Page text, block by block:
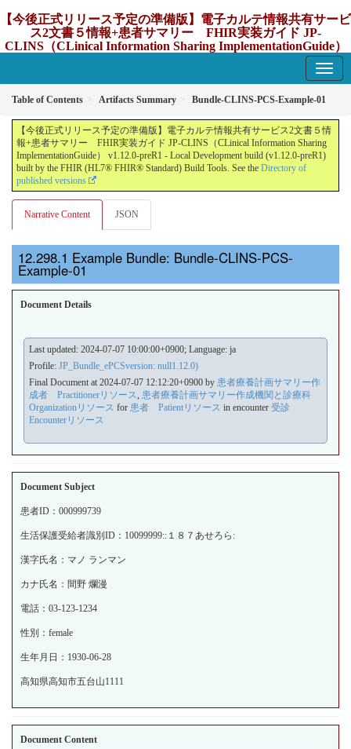
【今後正式リリース予定の準備版】電子カルテ情報共有サービ
ス2文書５情報+患者サマリー FHIR実装ガイド JP-
CLINS（CLinical Information Sharing ImplementationGuide）
Table of Contents Artifacts Summary Bundle-CLINS-PCS-Example-01
【今後正式リリース予定の準備版】電子カルテ情報共有サービス2文書５情
報+患者サマリー FHIR実装ガイド JP-CLINS（CLinical Information Sharing
ImplementationGuide） v1.12.0-preR1 - Local Development build (v1.12.0-preR1)
built by the FHIR (HL7® FHIR® Standard) Build Tools. See the Directory of
published versions
Narrative Content JSON
Example Bundle: Bundle-CLINS-PCS-
Example-01
Document Details
Last updated: 2024-07-07 10:00:00+0900; Language: ja
Profile: JP_Bundle_ePCSversion: null1.12.0)
Final Document at 2024-07-07 12:12:20+0900 by 患者療養計画サマリー作
成者 Practitionerリソース
患者療養計画サマリー作成機関と診療科
Organizationリソース for 患者 Patientリソース in encounter 受診
Encounterリソース
Document Subject
患者ID：000999739
生活保護受給者識別ID：10099999::１８７あせろら:
漢字氏名：マノ ランマン
カナ氏名：間野 爛漫
電話：03-123-1234
性別：female
生年月日：1930-06-28
高知県高知市五台山1111
Document Content